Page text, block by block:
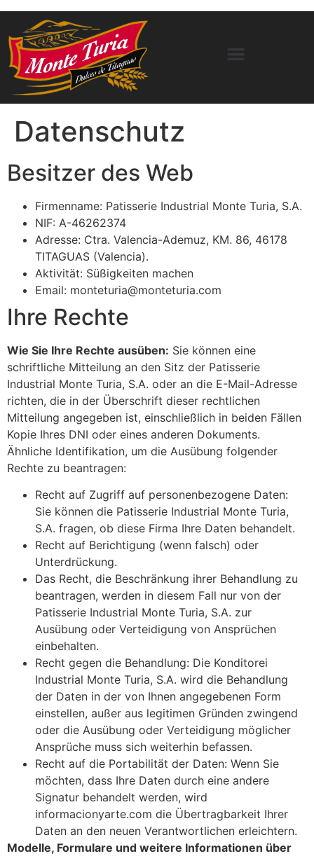
Datenschutz
Besitzer des Web
Firmenname: Patisserie Industrial Monte Turia, S.A.
NIF: A-46262374
Adresse: Ctra. Valencia-Ademuz, KM. 86, 46178
TITAGUAS (Valencia).
Aktivität: Süßigkeiten machen
Email: monteturia@monteturia.com
Ihre Rechte
Wie Sie Ihre Rechte ausüben: Sie können eine
schriftliche Mitteilung an den Sitz der Patisserie
Industrial Monte Turia, S.A. oder an die E-Mail-Adresse
richten, die in der Überschrift dieser rechtlichen
Mitteilung angegeben ist, einschließlich in beiden Fällen
Kopie Ihres DNI oder eines anderen Dokuments.
Ähnliche Identifikation, um die Ausübung folgender
Rechte zu beantragen:
Recht auf Zugriff auf personenbezogene Daten:
Sie können die Patisserie Industrial Monte Turia,
S.A. fragen, ob diese Firma Ihre Daten behandelt.
Recht auf Berichtigung (wenn falsch) oder
Unterdrückung.
Das Recht, die Beschränkung ihrer Behandlung zu
beantragen, werden in diesem Fall nur von der
Patisserie Industrial Monte Turia, S.A. zur
Ausübung oder Verteidigung von Ansprüchen
einbehalten.
Recht gegen die Behandlung: Die Konditorei
Industrial Monte Turia, S.A. wird die Behandlung
der Daten in der von Ihnen angegebenen Form
einstellen, außer aus legitimen Gründen zwingend
oder die Ausübung oder Verteidigung möglicher
Ansprüche muss sich weiterhin befassen.
Recht auf die Portabilität der Daten: Wenn Sie
möchten, dass Ihre Daten durch eine andere
Signatur behandelt werden, wird
informacionyarte.com die Übertragbarkeit Ihrer
Daten an den neuen Verantwortlichen erleichtern.
Modelle, Formulare und weitere Informationen über